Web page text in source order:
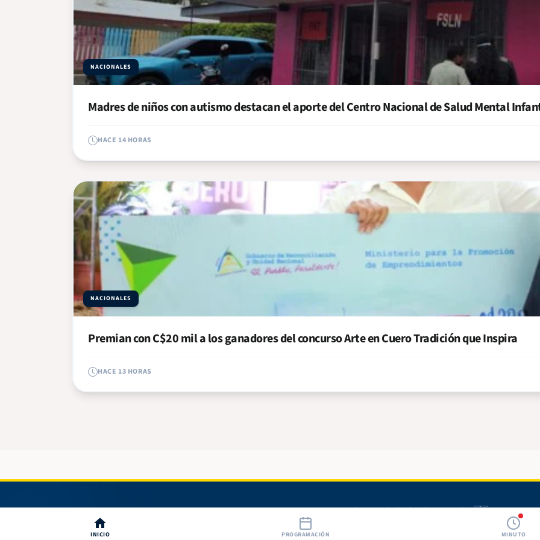
NACIONALES
Madres de niños con autismo destacan el aporte del Centro Nacional de Salud Mental
HACE 14 HORAS
NACIONALES
Premian con C$20 mil a los ganadores del concurso Arte en Cuero Tradición que Inspira
HACE 13 HORAS
INICIO PROGRAMACIÓN MINUTO
© 2026 Radio 580. Todos los derechos reservados. 🇳🇮